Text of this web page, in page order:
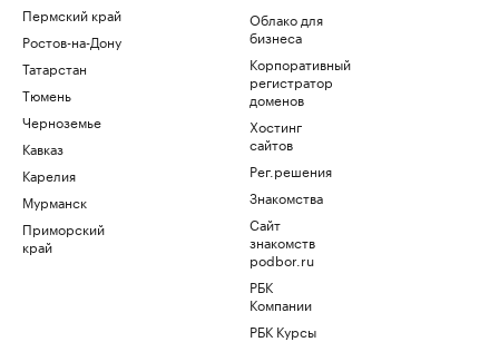
Пермский край
Ростов-на-Дону
Татарстан
Тюмень
Черноземье
Кавказ
Карелия
Мурманск
Приморский
край
Облако для
бизнеса
Корпоративный
регистратор
доменов
Хостинг
сайтов
Рег.решения
Знакомства
Сайт
знакомств
podbor.ru
РБК
Компании
РБК Курсы